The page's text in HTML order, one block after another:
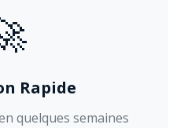
Rapide
quelques semaines